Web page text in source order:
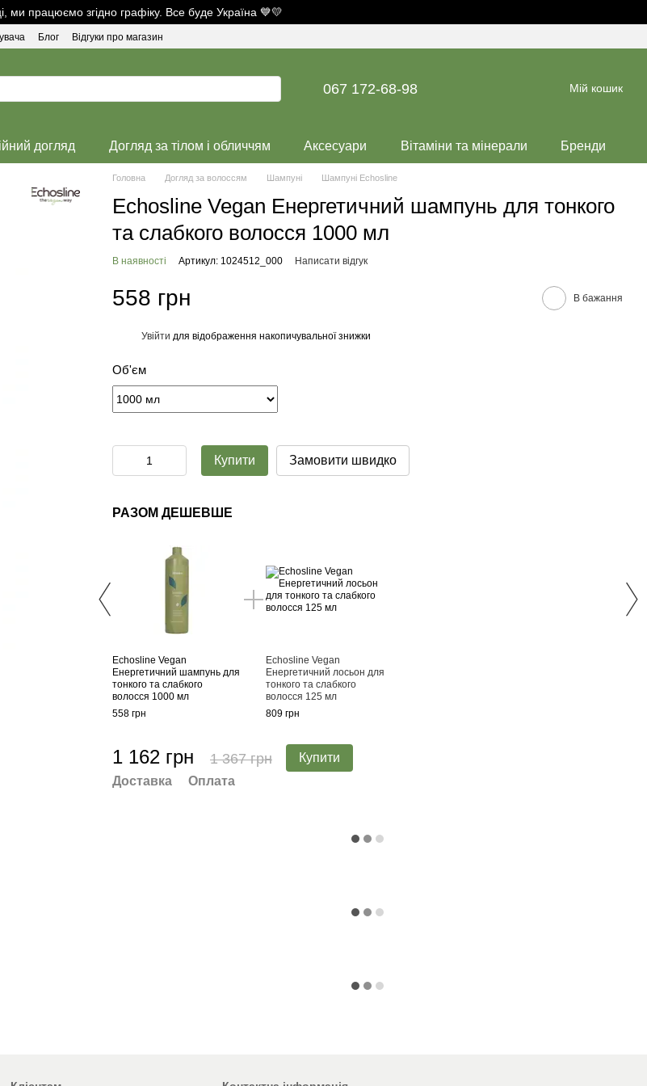
ми працюємо згідно графіку. Все буде Україна 💙💛
Блог Відгуки про магазин
067 172-68-98 Мій кошик
догляд Догляд за тілом і обличчям Аксесуари Вітаміни та мінерали Бренди
Головна Догляд за волоссям Шампуні Шампуні Echosline
Echosline Vegan Енергетичний шампунь для тонкого
та слабкого волосся 1000 мл
В наявності Артикул: 1024512_000 Написати відгук
558 грн В бажання
Увійти для відображення накопичувальної знижки
Об'єм
Купити Замовити швидко
РАЗОМ ДЕШЕВШЕ
Echosline Vegan
Енергетичний шампунь для
тонкого та слабкого
волосся 1000 мл
558 грн
Echosline Vegan
Енергетичний лосьон для
тонкого та слабкого
волосся 125 мл
809 грн
1 162 грн 1 367 грн Купити
Доставка Оплата